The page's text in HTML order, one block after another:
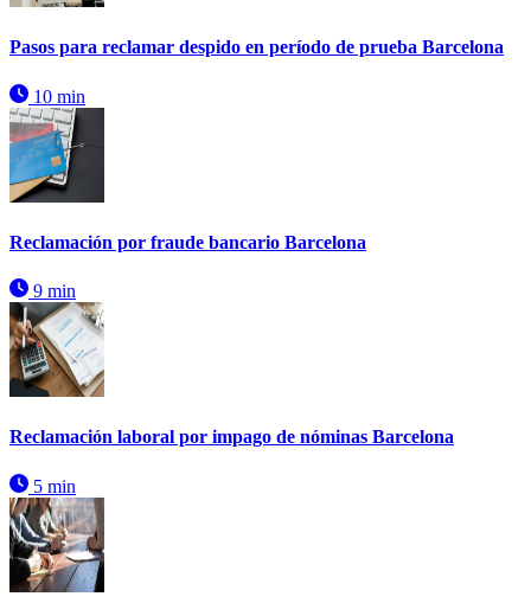
Pasos para reclamar despido en período de prueba Barcelona
10 min
Reclamación por fraude bancario Barcelona
9 min
Reclamación laboral por impago de nóminas Barcelona
5 min